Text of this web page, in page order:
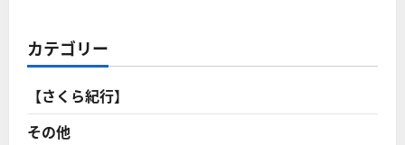
カテゴリー
【さくら紀行】
その他